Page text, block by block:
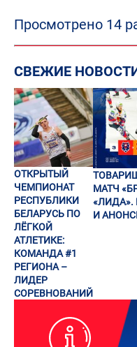
Просмотрено 14
СВЕЖИЕ
ОТКРЫТЫЙ
ЧЕМПИОНАТ
РЕСПУБЛИКИ
БЕЛАРУСЬ ПО
ЛЁГКОЙ
АТЛЕТИКЕ:
КОМАНДА #1
РЕГИОНА –
ЛИДЕР
СОРЕВНОВАНИЙ
МАТЧ
«ЛИДА».
И